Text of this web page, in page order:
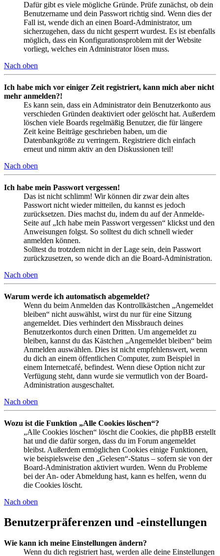
Dafür gibt es viele mögliche Gründe. Prüfe zunächst, ob dein
Benutzername und dein Passwort richtig sind. Wenn dies der
Fall ist, wende dich an einen Board-Administrator, um
sicherzugehen, dass du nicht gesperrt wurdest. Es ist ebenfalls
möglich, dass ein Konfigurationsproblem mit der Website
vorliegt, welches ein Administrator lösen muss.
Nach oben
Ich habe mich vor einiger Zeit registriert, kann mich aber nicht
mehr anmelden?!
Es kann sein, dass ein Administrator dein Benutzerkonto aus
verschieden Gründen deaktiviert oder gelöscht hat. Außerdem
löschen viele Boards regelmäßig Benutzer, die für längere
Zeit keine Beiträge geschrieben haben, um die
Datenbankgröße zu verringern. Registriere dich einfach
erneut und nimm aktiv an den Diskussionen teil!
Nach oben
Ich habe mein Passwort vergessen!
Das ist nicht schlimm! Wir können dir zwar dein altes
Passwort nicht wieder mitteilen, du kannst es jedoch
zurücksetzen. Dies machst du, indem du auf der Anmelde-
Seite auf „Ich habe mein Passwort vergessen“ klickst und den
Anweisungen folgst. So solltest du dich schnell wieder
anmelden können.
Solltest du trotzdem nicht in der Lage sein, dein Passwort
zurückzusetzen, so wende dich an die Board-Administration.
Nach oben
Warum werde ich automatisch abgemeldet?
Wenn du beim Anmelden das Kontrollkästchen „Angemeldet
bleiben“ nicht auswählst, wirst du nur für eine Sitzung
angemeldet. Dies verhindert den Missbrauch deines
Benutzerkontos durch einen Dritten. Um angemeldet zu
bleiben, kannst du das Kästchen „Angemeldet bleiben“ beim
Anmelden auswählen. Dies ist nicht empfehlenswert, wenn
du dich an einem öffentlichen Computer, zum Beispiel in
einem Internetcafé, befindest. Wenn diese Option nicht zur
Verfügung steht, dann wurde sie vermutlich von der Board-
Administration ausgeschaltet.
Nach oben
Wozu ist die Funktion „Alle Cookies löschen“?
„Alle Cookies löschen“ löscht die Cookies, die phpBB erstellt
hat und die dafür sorgen, dass du im Forum angemeldet
bleibst. Außerdem ermöglichen Cookies einige Funktionen,
wie beispielsweise den „Gelesen“-Status – sofern sie von der
Board-Administration aktiviert wurden. Wenn du Probleme
bei der An- oder Abmeldung hast, kann es helfen, wenn du
die Cookies löscht.
Nach oben
Benutzerpräferenzen und -einstellungen
Wie kann ich meine Einstellungen ändern?
Wenn du dich registriert hast, werden alle deine Einstellungen